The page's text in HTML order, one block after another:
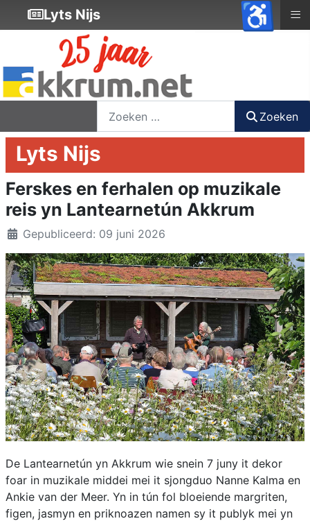
Zoeken
Lyts Nijs
Ferskes en ferhalen op muzikale
reis yn Lantearnetún Akkrum
DetailsGepubliceerd: 09 juni 2026
De Lantearnetún yn Akkrum wie snein 7 juny it dekor
foar in muzikale middei mei it sjongduo Nanne Kalma en
Ankie van der Meer. Yn in tún fol bloeiende margriten,
figen, jasmyn en priknoazen namen sy it publyk mei yn
Lyts Nijs ≡
♿